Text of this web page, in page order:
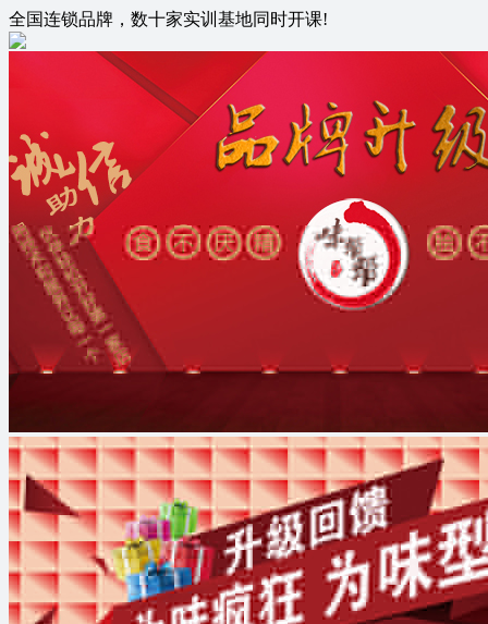
全国连锁品牌，数十家实训基地同时开课!